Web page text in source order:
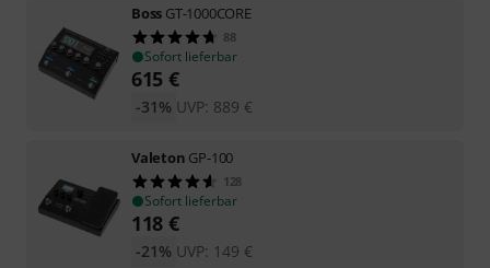
Boss GT-1000CORE
88
Sofort lieferbar
615 €
UVP: 889 €
-31%
Valeton GP-100
128
Sofort lieferbar
118 €
UVP: 149 €
-21%